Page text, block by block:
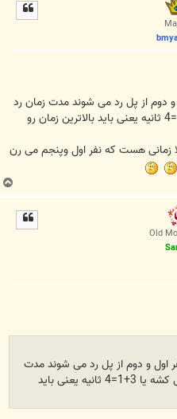
و دوم از پل رد می شوند مدت زمان رد
شدن از پل 3ثانیه طول می کشه یا 3+1=4 ثانیه یعنی باید بالاترین زمان رو
زمانی هست که نفر اول وپنجم می رن
ب
ا
Old
اول و دوم از پل رد می شوند مدت
زمان رد شدن از پل 3ثانیه طول می کشه یا 3+1=4 ثانیه یعنی باید